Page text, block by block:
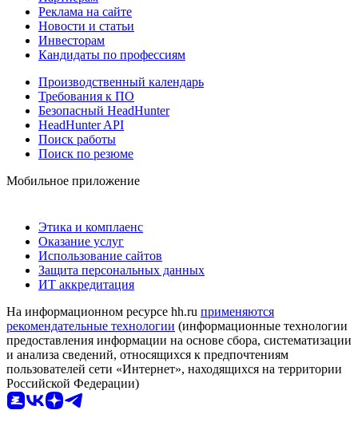
Реклама на сайте
Новости и статьи
Инвесторам
Кандидаты по профессиям
Производственный календарь
Требования к ПО
Безопасный HeadHunter
HeadHunter API
Поиск работы
Поиск по резюме
Мобильное приложение
Этика и комплаенс
Оказание услуг
Использование сайтов
Защита персональных данных
ИТ аккредитация
На информационном ресурсе hh.ru применяются
рекомендательные технологии (информационные технологии
предоставления информации на основе сбора, систематизации
и анализа сведений, относящихся к предпочтениям
пользователей сети «Интернет», находящихся на территории
Российской Федерации)